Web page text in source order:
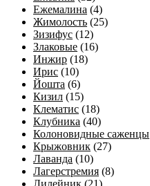
Ежемалина (4)
Жимолость (25)
Зизифус (12)
Злаковые (16)
Инжир (18)
Ирис (10)
Йошта (6)
Кизил (15)
Клематис (18)
Клубника (40)
Колоновидные саженцы
Крыжовник (27)
Лаванда (10)
Лагерстремия (8)
Лилейник (21)